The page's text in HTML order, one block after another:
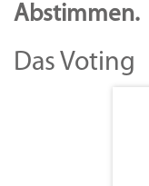
Abstimmen.
Das Voting